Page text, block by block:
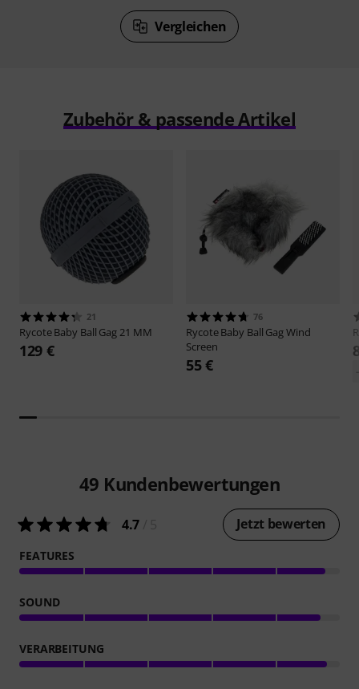
Vergleichen
Zubehör & passende Artikel
21
RycoteBaby Ball Gag 21 MM
129 €
76
RycoteBaby Ball Gag Wind
Screen
55 €
49 Kundenbewertungen
4.7 Jetzt bewerten
FEATURES
SOUND
VERARBEITUNG